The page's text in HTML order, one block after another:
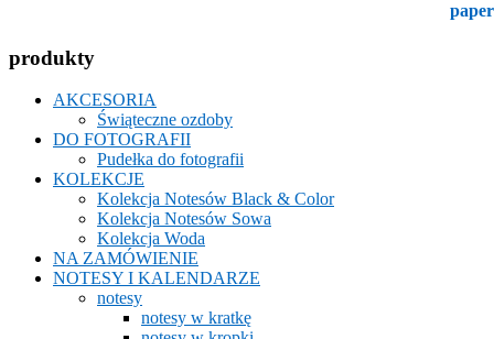
produkty
AKCESORIA
Świąteczne ozdoby
DO FOTOGRAFII
Pudełka do fotografii
KOLEKCJE
Kolekcja Notesów Black & Color
Kolekcja Notesów Sowa
Kolekcja Woda
NA ZAMÓWIENIE
NOTESY I KALENDARZE
notesy
notesy w kratkę